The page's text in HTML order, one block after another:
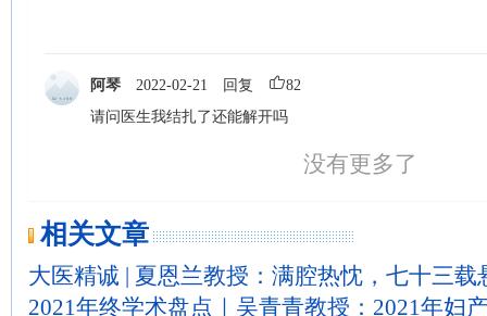
阿琴 2022-02-21 回复
82
请问医生我结扎了还能解开吗
没有更多了
相关文章
大医精诚 | 夏恩兰教授：满腔热忱，七十三载
2021年终学术盘点｜吴青青教授：2021年妇